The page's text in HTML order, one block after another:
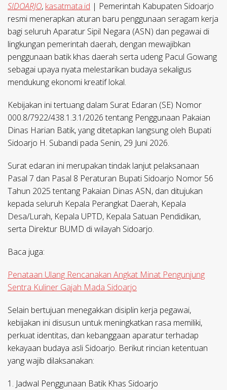
SIDOARJO, kasatmata.id | Pemerintah Kabupaten Sidoarjo
resmi menerapkan aturan baru penggunaan seragam kerja
bagi seluruh Aparatur Sipil Negara (ASN) dan pegawai di
lingkungan pemerintah daerah, dengan mewajibkan
penggunaan batik khas daerah serta udeng Pacul Gowang
sebagai upaya nyata melestarikan budaya sekaligus
mendukung ekonomi kreatif lokal.
Kebijakan ini tertuang dalam Surat Edaran (SE) Nomor
000.8/7922/438.1.3.1/2026 tentang Penggunaan Pakaian
Dinas Harian Batik, yang ditetapkan langsung oleh Bupati
Sidoarjo H. Subandi pada Senin, 29 Juni 2026.
Surat edaran ini merupakan tindak lanjut pelaksanaan
Pasal 7 dan Pasal 8 Peraturan Bupati Sidoarjo Nomor 56
Tahun 2025 tentang Pakaian Dinas ASN, dan ditujukan
kepada seluruh Kepala Perangkat Daerah, Kepala
Desa/Lurah, Kepala UPTD, Kepala Satuan Pendidikan,
serta Direktur BUMD di wilayah Sidoarjo.
Baca juga:
Penataan Ulang Rencanakan Angkat Minat Pengunjung
Sentra Kuliner Gajah Mada Sidoarjo
Selain bertujuan menegakkan disiplin kerja pegawai,
kebijakan ini disusun untuk meningkatkan rasa memiliki,
perkuat identitas, dan kebanggaan aparatur terhadap
kekayaan budaya asli Sidoarjo. Berikut rincian ketentuan
yang wajib dilaksanakan:
1. Jadwal Penggunaan Batik Khas Sidoarjo